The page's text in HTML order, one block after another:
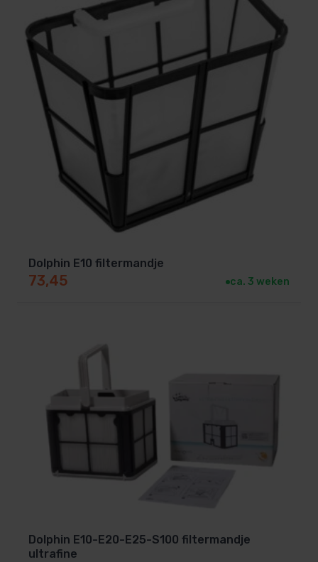
Dolphin E10 filtermandje
73,45 ca. 3 weken
Dolphin E10-E20-E25-S100 filtermandje
ultrafine